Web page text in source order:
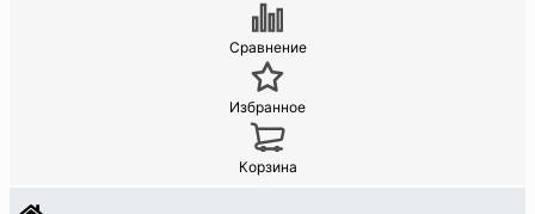
Сравнение
Избранное
Корзина